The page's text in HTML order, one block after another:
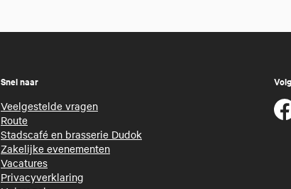
Snel naar
Veelgestelde vragen
Route
Stadscafé en brasserie Dudok
Zakelijke evenementen
Vacatures
Privacyverklaring